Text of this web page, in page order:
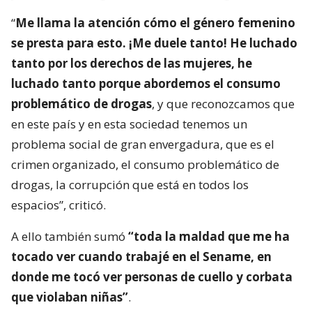
“Me llama la atención cómo el género femenino
se presta para esto. ¡Me duele tanto! He luchado
tanto por los derechos de las mujeres, he
luchado tanto porque abordemos el consumo
problemático de drogas, y que reconozcamos que
en este país y en esta sociedad tenemos un
problema social de gran envergadura, que es el
crimen organizado, el consumo problemático de
drogas, la corrupción que está en todos los
espacios”, criticó.
A ello también sumó “toda la maldad que me ha
tocado ver cuando trabajé en el Sename, en
donde me tocó ver personas de cuello y corbata
que violaban niñas”.